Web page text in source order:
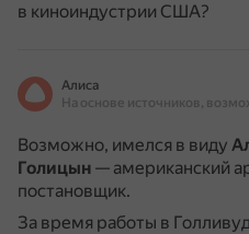
в киноиндустрии США?
Алиса
Возможно, имелся в виду
Голицын — американский
постановщик.
За время работы в